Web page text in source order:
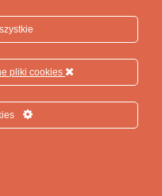
pliki cookies